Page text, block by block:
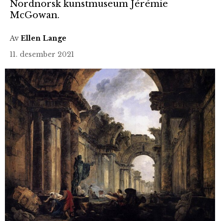
Nordnorsk kunstmuseum Jérémie
McGowan.
Av Ellen Lange
11. desember 2021